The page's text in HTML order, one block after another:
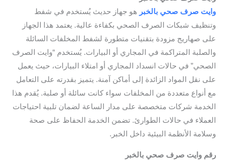
وايت صرف صحي بالخبر هو جهاز حديث يُستخدم في شفط
وتنظيف شبكات الصرف الصحي بكفاءة عالية. يعتمد هذا الجهاز
على صهاريج مزودة بتقنيات متطورة لشفط المخلفات السائلة
والصلبة المتراكمة في المجاري أو البيارات. يُستخدم “وايت الصرف
الصحي” في حالات انسداد المجاري أو امتلاء البيارات، حيث يعمل
على نقل المواد الزائدة إلى أماكن آمنة. يتميز بقدرته على التعامل
مع أنواع متعددة من المخلفات سواء كانت سائلة أو صلبة. يُقدم هذا
الخدمة شركات متخصصة على مدار الساعة لضمان تلبية احتياجات
العملاء في حالات الطوارئ. تضمن الخدمة الحفاظ على صحة
وسلامة الأنظمة البيئية داخل الخبر.
رقم وايت صرف صحي بالخبر